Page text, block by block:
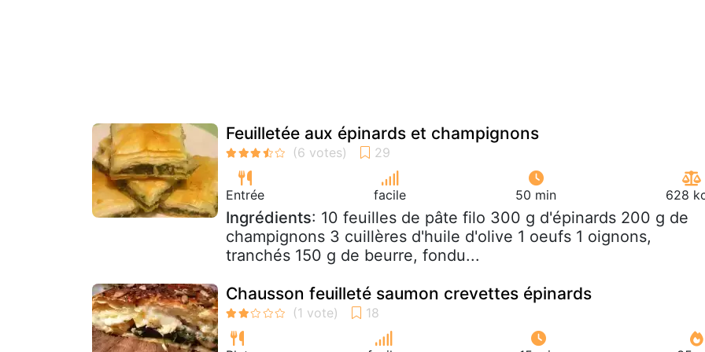
Feuilletée aux épinards et champignons
Entrée facile 50 min 628
Ingrédients: 10 feuilles de pâte filo 300 g d'épinards 200 g de
champignons 3 cuillères d'huile d'olive 1 oeufs 1 oignons,
tranchés 150 g de beurre, fondu...
Chausson feuilleté saumon crevettes épinards